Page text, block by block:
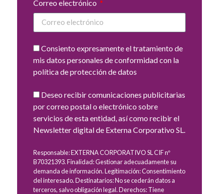
Correo electrónico
Consiento expresamente el tratamiento de
mis datos personales de conformidad con la
política de protección de datos
Deseo recibir comunicaciones publicitarias
por correo postal o electrónico sobre
servicios de esta entidad, así como recibir el
Newsletter digital de Externa Corporativo SL.
Responsable: EXTERNA CORPORATIVO SL CIF nº
B70321393. Finalidad: Gestionar adecuadamente su
demanda de información. Legitimación: Consentimiento
del interesado. Destinatarios: No se cederán datos a
terceros, salvo obligación legal. Derechos: Tiene